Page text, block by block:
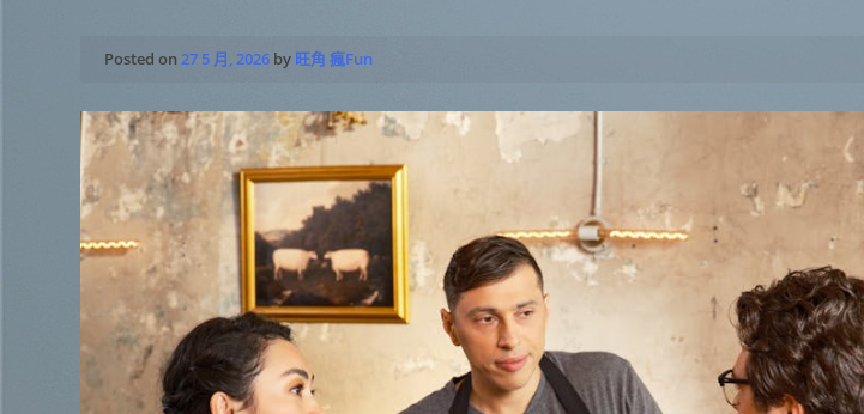
Posted on27 5 月, 2026 by 旺角 瘋Fun